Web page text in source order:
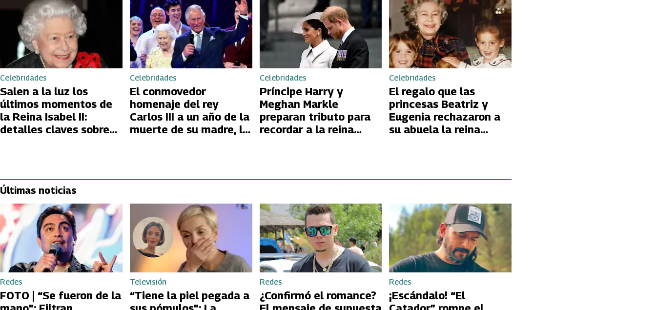
Celebridades
Salen a la luz los
últimos momentos de
la Reina Isabel II:
detalles claves sobre
Celebridades
El conmovedor
homenaje del rey
Carlos III a un año de la
muerte de su madre, la
Celebridades
Príncipe Harry y
Meghan Markle
preparan tributo para
recordar a la reina
Celebridades
El regalo que las
princesas Beatriz y
Eugenia rechazaron a
su abuela la reina
Últimas noticias
Redes
FOTO | “Se fueron de la
Televisión
“Tiene la piel pegada a
Redes
¿Confirmó el romance?
Redes
¡Escándalo! “El